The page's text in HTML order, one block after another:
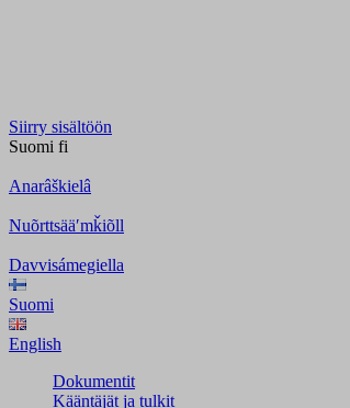
Siirry sisältöön
Suomi fi
Anarâškielâ
Nuõrttsääʹmǩiõll
Davvisámegiella
Suomi
English
Dokumentit
Kääntäjät ja tulkit